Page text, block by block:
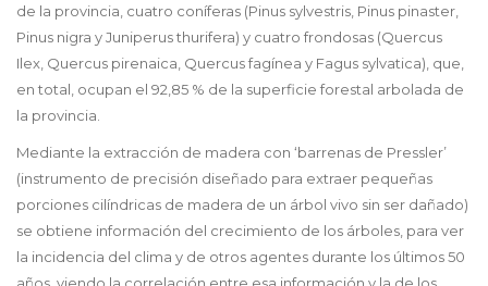
de la provincia, cuatro coníferas (Pinus sylvestris, Pinus pinaster,
Pinus nigra y Juniperus thurifera) y cuatro frondosas (Quercus
Ilex, Quercus pirenaica, Quercus fagínea y Fagus sylvatica), que,
en total, ocupan el 92,85 % de la superficie forestal arbolada de
la provincia.
Mediante la extracción de madera con ‘barrenas de Pressler’
(instrumento de precisión diseñado para extraer pequeñas
porciones cilíndricas de madera de un árbol vivo sin ser dañado)
se obtiene información del crecimiento de los árboles, para ver
la incidencia del clima y de otros agentes durante los últimos 50
años, viendo la correlación entre esa información y la de los